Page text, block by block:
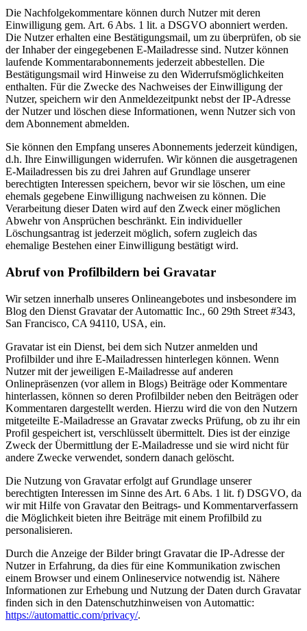
Die Nachfolgekommentare können durch Nutzer mit deren
Einwilligung gem. Art. 6 Abs. 1 lit. a DSGVO abonniert werden.
Die Nutzer erhalten eine Bestätigungsmail, um zu überprüfen, ob sie
der Inhaber der eingegebenen E-Mailadresse sind. Nutzer können
laufende Kommentarabonnements jederzeit abbestellen. Die
Bestätigungsmail wird Hinweise zu den Widerrufsmöglichkeiten
enthalten. Für die Zwecke des Nachweises der Einwilligung der
Nutzer, speichern wir den Anmeldezeitpunkt nebst der IP-Adresse
der Nutzer und löschen diese Informationen, wenn Nutzer sich von
dem Abonnement abmelden.
Sie können den Empfang unseres Abonnements jederzeit kündigen,
d.h. Ihre Einwilligungen widerrufen. Wir können die ausgetragenen
E-Mailadressen bis zu drei Jahren auf Grundlage unserer
berechtigten Interessen speichern, bevor wir sie löschen, um eine
ehemals gegebene Einwilligung nachweisen zu können. Die
Verarbeitung dieser Daten wird auf den Zweck einer möglichen
Abwehr von Ansprüchen beschränkt. Ein individueller
Löschungsantrag ist jederzeit möglich, sofern zugleich das
ehemalige Bestehen einer Einwilligung bestätigt wird.
Abruf von Profilbildern bei Gravatar
Wir setzen innerhalb unseres Onlineangebotes und insbesondere im
Blog den Dienst Gravatar der Automattic Inc., 60 29th Street #343,
San Francisco, CA 94110, USA, ein.
Gravatar ist ein Dienst, bei dem sich Nutzer anmelden und
Profilbilder und ihre E-Mailadressen hinterlegen können. Wenn
Nutzer mit der jeweiligen E-Mailadresse auf anderen
Onlinepräsenzen (vor allem in Blogs) Beiträge oder Kommentare
hinterlassen, können so deren Profilbilder neben den Beiträgen oder
Kommentaren dargestellt werden. Hierzu wird die von den Nutzern
mitgeteilte E-Mailadresse an Gravatar zwecks Prüfung, ob zu ihr ein
Profil gespeichert ist, verschlüsselt übermittelt. Dies ist der einzige
Zweck der Übermittlung der E-Mailadresse und sie wird nicht für
andere Zwecke verwendet, sondern danach gelöscht.
Die Nutzung von Gravatar erfolgt auf Grundlage unserer
berechtigten Interessen im Sinne des Art. 6 Abs. 1 lit. f) DSGVO, da
wir mit Hilfe von Gravatar den Beitrags- und Kommentarverfassern
die Möglichkeit bieten ihre Beiträge mit einem Profilbild zu
personalisieren.
Durch die Anzeige der Bilder bringt Gravatar die IP-Adresse der
Nutzer in Erfahrung, da dies für eine Kommunikation zwischen
einem Browser und einem Onlineservice notwendig ist. Nähere
Informationen zur Erhebung und Nutzung der Daten durch Gravatar
finden sich in den Datenschutzhinweisen von Automattic:
https://automattic.com/privacy/.